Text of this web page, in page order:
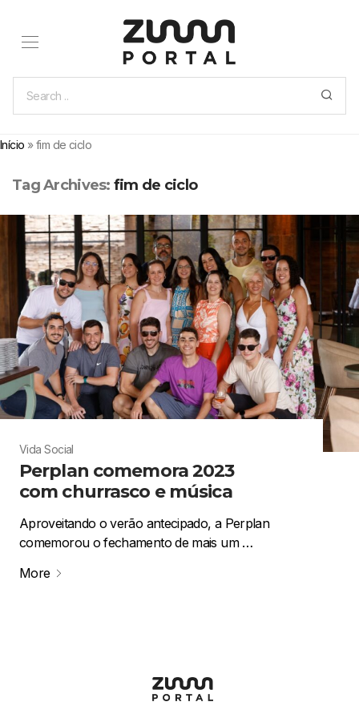
Início »fim de ciclo
Tag Archives: fim de ciclo
Vida Social
Perplan comemora 2023
com churrasco e música
Aproveitando o verão antecipado, a Perplan
comemorou o fechamento de mais um …
More